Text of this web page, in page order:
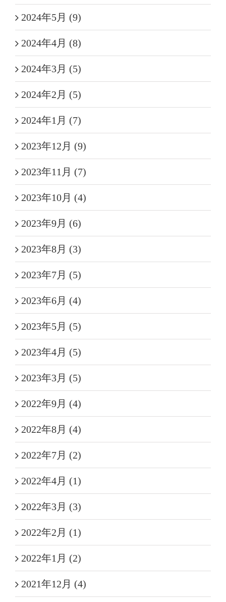
2024年5月 (9)
2024年4月 (8)
2024年3月 (5)
2024年2月 (5)
2024年1月 (7)
2023年12月 (9)
2023年11月 (7)
2023年10月 (4)
2023年9月 (6)
2023年8月 (3)
2023年7月 (5)
2023年6月 (4)
2023年5月 (5)
2023年4月 (5)
2023年3月 (5)
2022年9月 (4)
2022年8月 (4)
2022年7月 (2)
2022年4月 (1)
2022年3月 (3)
2022年2月 (1)
2022年1月 (2)
2021年12月 (4)